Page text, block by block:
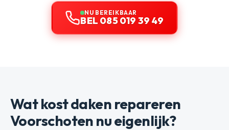
NU BEREIKBAAR
BEL 085 019 39 49
Wat kost daken repareren
Voorschoten nu eigenlijk?